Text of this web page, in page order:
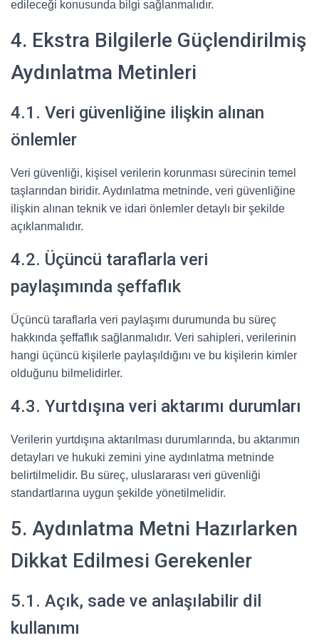
edileceği konusunda bilgi sağlanmalıdır.
4. Ekstra Bilgilerle Güçlendirilmiş
Aydınlatma Metinleri
4.1. Veri güvenliğine ilişkin alınan
önlemler
Veri güvenliği, kişisel verilerin korunması sürecinin temel
taşlarından biridir. Aydınlatma metninde, veri güvenliğine
ilişkin alınan teknik ve idari önlemler detaylı bir şekilde
açıklanmalıdır.
4.2. Üçüncü taraflarla veri
paylaşımında şeffaflık
Üçüncü taraflarla veri paylaşımı durumunda bu süreç
hakkında şeffaflık sağlanmalıdır. Veri sahipleri, verilerinin
hangi üçüncü kişilerle paylaşıldığını ve bu kişilerin kimler
olduğunu bilmelidirler.
4.3. Yurtdışına veri aktarımı durumları
Verilerin yurtdışına aktarılması durumlarında, bu aktarımın
detayları ve hukuki zemini yine aydınlatma metninde
belirtilmelidir. Bu süreç, uluslararası veri güvenliği
standartlarına uygun şekilde yönetilmelidir.
5. Aydınlatma Metni Hazırlarken
Dikkat Edilmesi Gerekenler
5.1. Açık, sade ve anlaşılabilir dil
kullanımı